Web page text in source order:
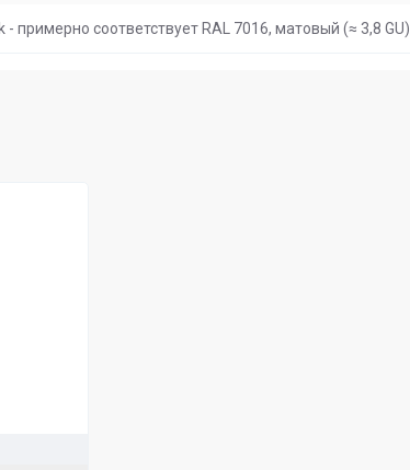
- примерно соответствует RAL 7016, матовый (≈ 3,8 GU).